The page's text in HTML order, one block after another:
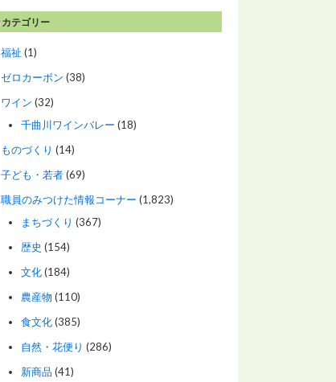
カテゴリー
福祉 (1)
ゼロカーボン (38)
ワイン (32)
千曲川ワインバレー (18)
ものづくり (14)
子ども・若者(69)
職員のみつけた情報コーナー (1,823)
まちづくり (367)
歴史 (154)
文化(184)
農産物 (110)
食文化(385)
自然・花便り (286)
新商品 (41)